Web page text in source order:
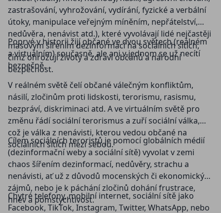
zastrašování, vyhrožování, vydírání, fyzické a verbální
útoky, manipulace veřejným míněním, nepřátelství,
nedůvěra, nenávist atd.), které vyvolávají lidé nejčastěji
masovým šířením dezinformací na sociálních sítích,
čímž ohrožují životy a zdraví občanů a národní
bezpečnost.
Poprvé v historii žijí občané ve dvou světech (reálném
a virtuálním) současně, ale ani v jednom se už necítí
bezpečně.
V reálném světě čelí občané válečným konfliktům,
násilí, zločinům proti lidskosti, terorismu, rasismu,
bezpráví, diskriminaci atd. A ve virtuálním světě pro
změnu řádí sociální terorismus a zuří sociální válka,
což je válka z nenávisti, kterou vedou občané na
sociálních sítích mezi sebou.
Cílem sociálních teroristů je pomocí globálních médií
(dezinformační weby a sociální sítě) vyvolat v zemi
chaos šířením dezinformací, nedůvěry, strachu a
nenávisti, ať už z důvodů mocenských či ekonomických
zájmů, nebo je k páchání zločinů dohání frustrace,
hněv a pomstychtivost.
Chytré telefony, mobilní internet, sociální sítě jako
Facebook, TikTok, Instagram, Twitter, WhatsApp, nebo